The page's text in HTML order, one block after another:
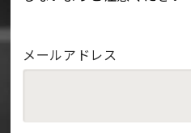
メールアドレス